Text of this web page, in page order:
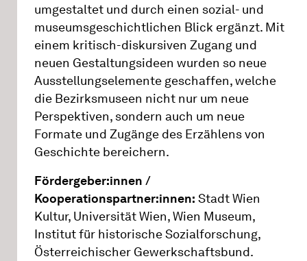
umgestaltet und durch einen sozial- und
museumsgeschichtlichen Blick ergänzt. Mit
einem kritisch-diskursiven Zugang und
neuen Gestaltungsideen wurden so neue
Ausstellungselemente geschaffen, welche
die Bezirksmuseen nicht nur um neue
Perspektiven, sondern auch um neue
Formate und Zugänge des Erzählens von
Geschichte bereichern.
Fördergeber:innen /
Kooperationspartner:innen: Stadt Wien
Kultur, Universität Wien, Wien Museum,
Institut für historische Sozialforschung,
Österreichischer Gewerkschaftsbund.